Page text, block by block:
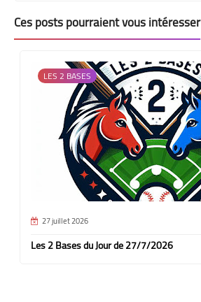
Ces posts pourraient vous intéresser
LES 2 BASES
27 juillet 2026
Les 2 Bases du Jour de 27/7/2026